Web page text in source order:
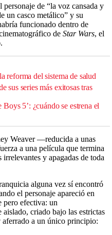
de “la voz cansada y
un casco metálico” y su
funcionado dentro de
de Star Wars, el
reforma del sistema de salud
sus series más exitosas tras
5’: ¿cuándo se estrena el
Weaver —reducida a unas
a una película que termina
y apagadas de toda
alguna vez sí encontró
el personaje apareció en
pero efectiva: un
aislado, criado bajo las estrictas
a un único principio: